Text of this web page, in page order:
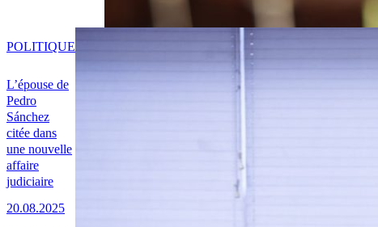
L’épouse de
Pedro
Sánchez
citée dans
une nouvelle
affaire
judiciaire
20.08.2025
POLITIQUE